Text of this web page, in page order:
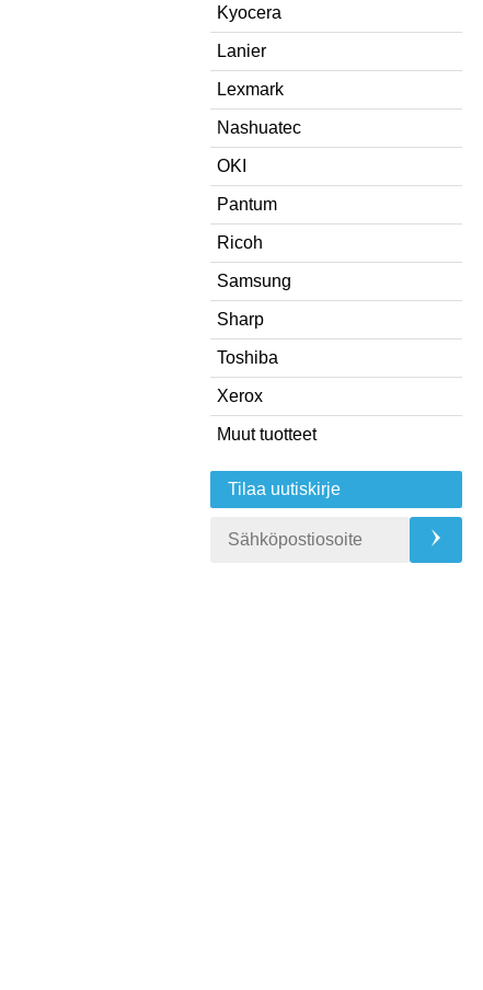
Kyocera
Lanier
Lexmark
Nashuatec
OKI
Pantum
Ricoh
Samsung
Sharp
Toshiba
Xerox
Muut tuotteet
Tilaa uutiskirje